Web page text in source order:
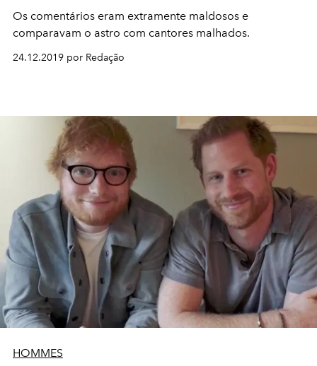
Os comentários eram extramente maldosos e
comparavam o astro com cantores malhados.
24.12.2019 por Redação
HOMMES